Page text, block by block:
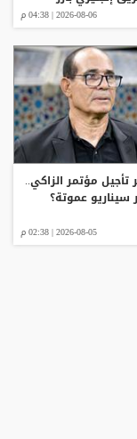
2026-08-06 | 04:38 م
مؤتمر الزاكي..
سيناريو عموتة؟
2026-08-05 | 02:38 م